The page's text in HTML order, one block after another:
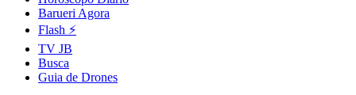
Barueri Agora
Flash ⚡
TV JB
Busca
Guia de Drones